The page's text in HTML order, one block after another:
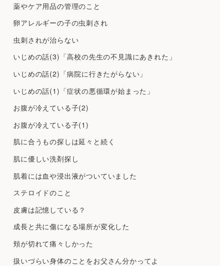
薬やケア用品の管理のこと
卵アレルギーの子の虫刺され
虫刺されが治らない
いじめの話(3)「高校の先生の不見識にあきれた」
いじめの話(2)「病院に行きたがらない」
いじめの話(1)「症状の悪循環が始まった」
お腹が冷えている子(2)
お腹が冷えている子(1)
肌に合うもの探しは延々と続く
肌に優しい洗剤探し
肌着には血や浸出液がついていました
ステロイドのこと
皮膚は記憶している？
成長と共に傷になる場所が変化した
頬が切れて痛々しかった
扱いづらい身体のことをお父さん分かってよ